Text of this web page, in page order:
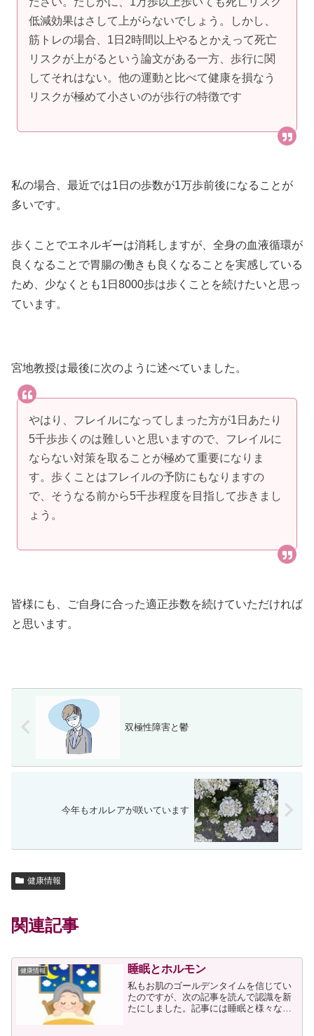
低減効果はさして上がらないでしょう。しかし、
筋トレの場合、1日2時間以上やるとかえって死亡
リスクが上がるという論文がある一方、歩行に関
してそれはない。他の運動と比べて健康を損なう
リスクが極めて小さいのが歩行の特徴です
私の場合、最近では1日の歩数が1万歩前後になることが
多いです。
歩くことでエネルギーは消耗しますが、全身の血液循環が
良くなることで胃腸の働きも良くなることを実感している
ため、少なくとも1日8000歩は歩くことを続けたいと思っ
ています。
宮地教授は最後に次のように述べていました。
やはり、フレイルになってしまった方が1日あたり
5千歩歩くのは難しいと思いますので、フレイルに
ならない対策を取ることが極めて重要になりま
す。歩くことはフレイルの予防にもなりますの
で、そうなる前から5千歩程度を目指して歩きまし
ょう。
皆様にも、ご自身に合った適正歩数を続けていただければ
と思います。
双極性障害と鬱
今年もオルレアが咲いています
健康情報
関連記事
健康情報 睡眠とホルモン
私もお肌のゴールデンタイムを信じてい
たのですが、次の記事を読んで認識を新
たにしました。記事には睡眠と様々なホ